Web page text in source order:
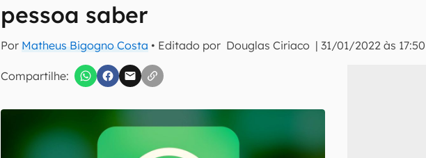
pessoa saber
Por Matheus Bigogno Costa • Editado por Douglas Ciriaco |31/01/2022 às 17:50
Compartilhe:
Confirmo que li, aceito e concordo com os Termos de Uso e Política de Privacidade do